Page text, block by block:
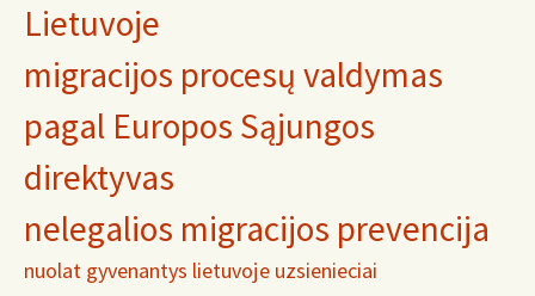
Lietuvoje
migracijos procesų valdymas
pagal Europos Sąjungos
direktyvas
nelegalios migracijos prevencija
nuolat gyvenantys lietuvoje uzsienieciai